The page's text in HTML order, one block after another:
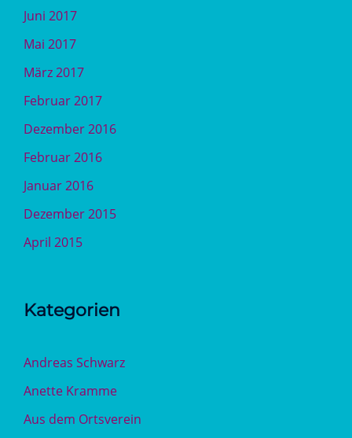
Juni 2017
Mai 2017
März 2017
Februar 2017
Dezember 2016
Februar 2016
Januar 2016
Dezember 2015
April 2015
Kategorien
Andreas Schwarz
Anette Kramme
Aus dem Ortsverein